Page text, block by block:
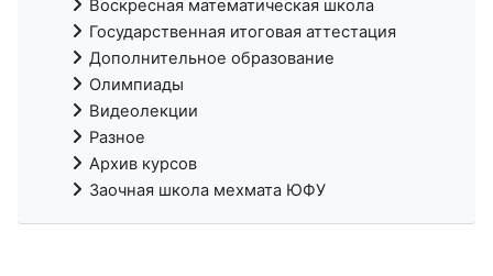
Воскресная математическая школа
Государственная итоговая аттестация
Дополнительное образование
Олимпиады
Видеолекции
Разное
Архив курсов
Заочная школа мехмата ЮФУ